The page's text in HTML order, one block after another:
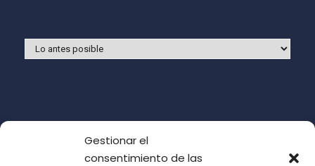
Gestionar el
consentimiento de las